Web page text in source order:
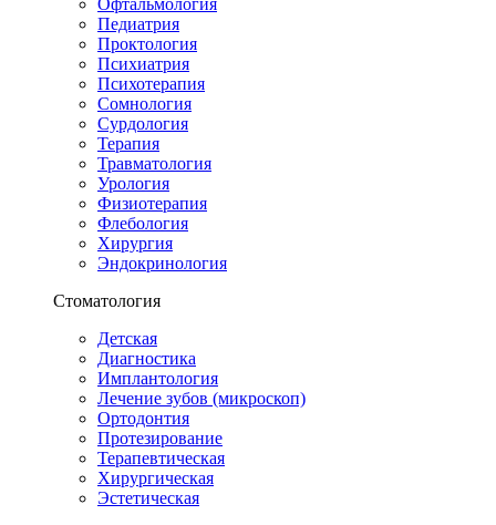
Офтальмология
Педиатрия
Проктология
Психиатрия
Психотерапия
Сомнология
Сурдология
Терапия
Травматология
Урология
Физиотерапия
Флебология
Хирургия
Эндокринология
Стоматология
Детская
Диагностика
Имплантология
Лечение зубов (микроскоп)
Ортодонтия
Протезирование
Терапевтическая
Хирургическая
Эстетическая